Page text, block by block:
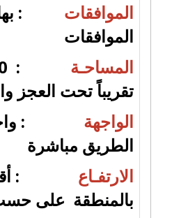
الموافقات
:
الموافقات
المساحـة
تقريباً تحت العجز
الواجهة
:
الطريق مباشرة
الارتفـاع
:
بالمنطقة على